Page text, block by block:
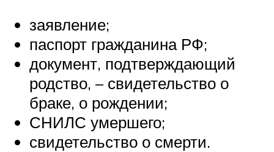
заявление;
паспорт гражданина РФ;
документ, подтверждающий
родство, – свидетельство о
браке, о рождении;
СНИЛС умершего;
свидетельство о смерти.